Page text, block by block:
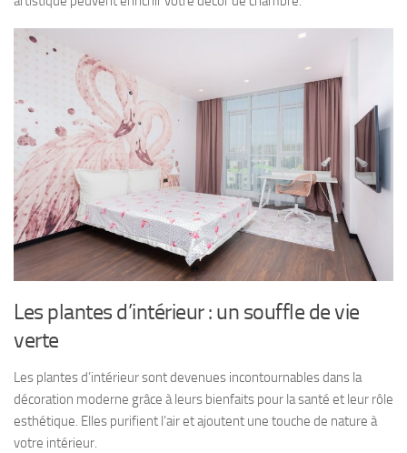
Les plantes d’intérieur : un souffle de vie
verte
Les plantes d’intérieur sont devenues incontournables dans la
décoration moderne grâce à leurs bienfaits pour la santé et leur rôle
esthétique. Elles purifient l’air et ajoutent une touche de nature à
votre intérieur.